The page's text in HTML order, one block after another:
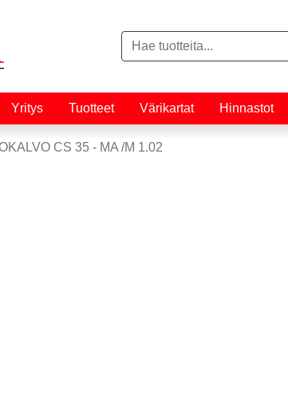
Yritys Tuotteet Värikartat Hinnastot
CS 35 - MA /M 1.02